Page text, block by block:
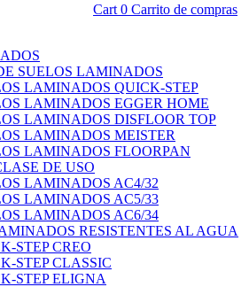
Cart 0 Carrito de compras
SUELOS LAMINADOS
LAMINADOS QUICK-STEP
LAMINADOS EGGER HOME
LAMINADOS DISFLOOR TOP
LAMINADOS MEISTER
LAMINADOS FLOORPAN
DE USO
LAMINADOS AC4/32
LAMINADOS AC5/33
LAMINADOS AC6/34
RESISTENTES AL AGUA
STEP CREO
STEP CLASSIC
STEP ELIGNA